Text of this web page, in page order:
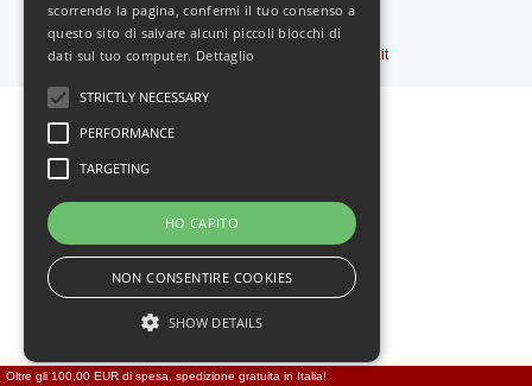
Vedi il sito in: -MOBILE
Copyright © 2000-2026 Feromoni24.it
Oltre gli 100,00 EUR di spesa, spedizione gratuita in Italia!
scorrendo la pagina, confermi il tuo consenso a
questo sito di salvare alcuni piccoli blocchi di
dati sul tuo computer. Dettaglio
STRICTLY NECESSARY
PERFORMANCE
TARGETING
HO CAPITO
NON CONSENTIRE COOKIES
SHOW DETAILS